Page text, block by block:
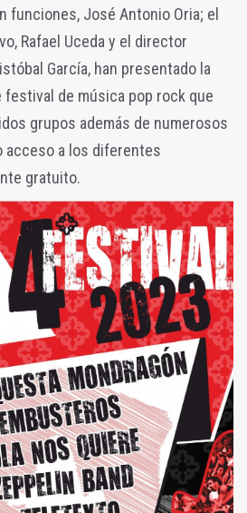
funciones, José Antonio Oria; el
Rafael Uceda y el director
García, han presentado la
de música pop rock que
grupos además de numerosos
acceso a los diferentes
gratuito.